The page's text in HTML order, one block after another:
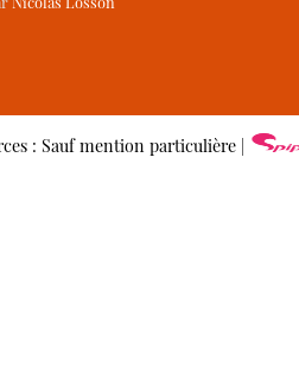
: Sauf mention particulière |